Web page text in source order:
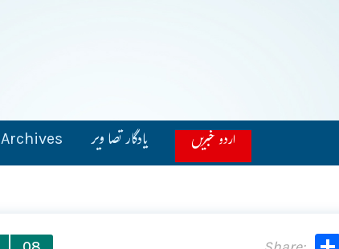
Archives یادگار تصا ویر اردو خبریں